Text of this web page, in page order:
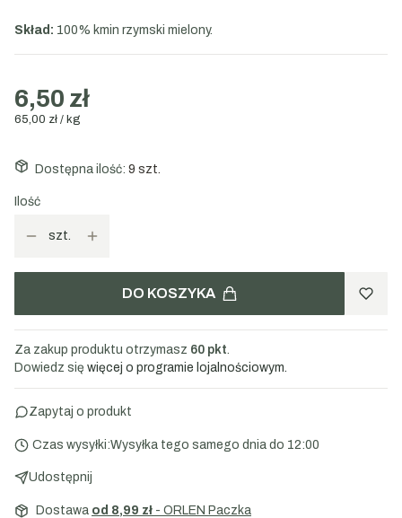
Skład: 100% kmin rzymski mielony.
6,50 zł
65,00 zł / kg
Dostępna ilość: 9 szt.
Ilość
szt.
DO KOSZYKA
Za zakup produktu otrzymasz 60 pkt.
Dowiedz się więcej o programie lojalnościowym.
Zapytaj o produkt
Czas wysyłki:Wysyłka tego samego dnia do 12:00
Udostępnij
Dostawa od 8,99 zł - ORLEN Paczka